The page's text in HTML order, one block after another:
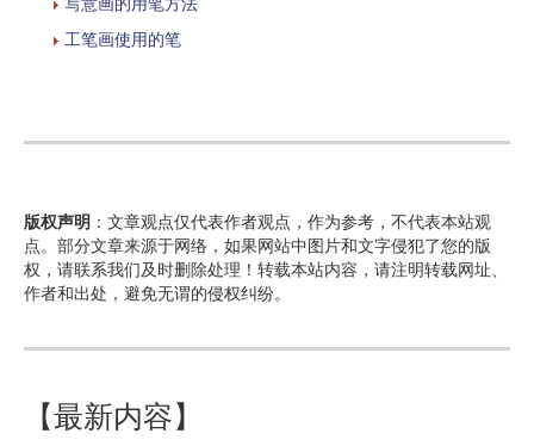
工笔画使用的笔
版权声明 ：文章观点仅代表作者观点，作为参考，不代表本站观
点。部分文章来源于网络，如果网站中图片和文字侵犯了您的版
权，请联系我们及时删除处理！转载本站内容，请注明转载网址、
作者和出处，避免无谓的侵权纠纷。
【最新内容】